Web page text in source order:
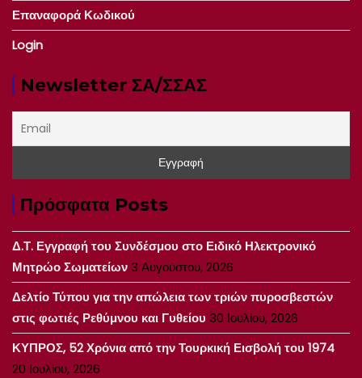
Επαναφορά Κωδικού
Login
Newsletter ΣΑ/ΣΣΑΣ
Πρόσφατα Posts
Δ.Τ. Εγγραφή του Συνδέσμου στο Ειδικό Ηλεκτρονικό
Μητρώο Σωματείων3 Αυγούστου, 2026
Δελτίο Τύπου για την απώλεια των τριών πυροσβεστών
στις φωτιές Ρεθύμνου και Γυθείου 30 Ιουλίου, 2026
ΚΥΠΡΟΣ, 52 Χρόνια από την Τουρκική Εισβολή του 1974
20 Ιουλίου, 2026